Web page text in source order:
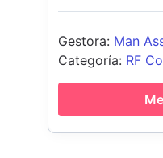
Gestora: Man
(Ireland) Limited
Categoría: RF
USD Cubierto